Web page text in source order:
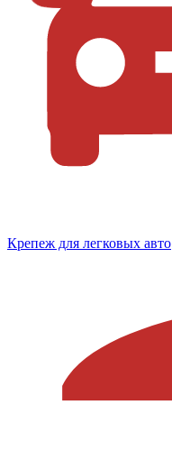
Крепеж для легковых авто